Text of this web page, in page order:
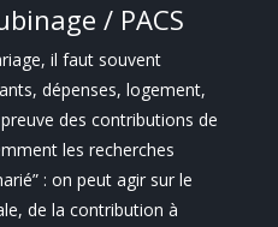
/ PACS
il faut souvent
dépenses, logement,
des contributions de
les recherches
: on peut agir sur le
de la contribution à